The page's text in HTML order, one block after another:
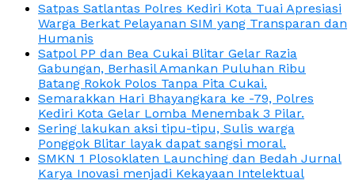
Satpas Satlantas Polres Kediri Kota Tuai Apresiasi
Warga Berkat Pelayanan SIM yang Transparan dan
Humanis
Satpol PP dan Bea Cukai Blitar Gelar Razia
Gabungan, Berhasil Amankan Puluhan Ribu
Batang Rokok Polos Tanpa Pita Cukai.
Semarakkan Hari Bhayangkara ke -79, Polres
Kediri Kota Gelar Lomba Menembak 3 Pilar.
Sering lakukan aksi tipu-tipu, Sulis warga
Ponggok Blitar layak dapat sangsi moral.
SMKN 1 Plosoklaten Launching dan Bedah Jurnal
Karya Inovasi menjadi Kekayaan Intelektual